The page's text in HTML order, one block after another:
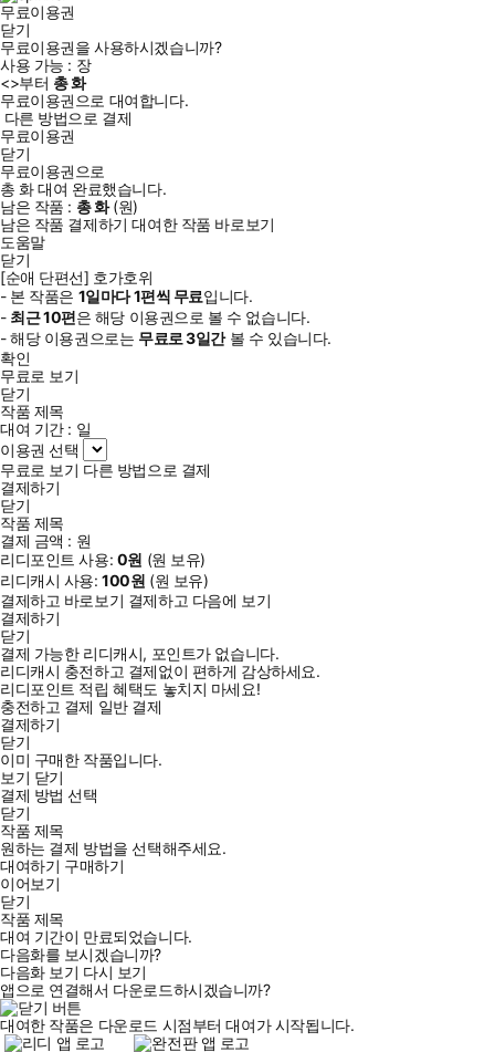
무료이용권
닫기
무료이용권을 사용하시겠습니까?
사용 가능 : 장
<>부터 총화
무료이용권으로 대여합니다.
다른 방법으로 결제
무료이용권
닫기
무료이용권으로
총 화대여 완료했습니다.
남은 작품 : 총화(원)
남은 작품 결제하기 대여한 작품 바로보기
도움말
닫기
[순애 단편선] 호가호위
- 본 작품은 1일마다1편씩 무료입니다.
- 최근10편은 해당 이용권으로 볼 수 없습니다.
- 해당 이용권으로는 무료로3일간볼 수 있습니다.
확인
무료로 보기
닫기
작품 제목
대여 기간 : 일
이용권 선택
무료로 보기 다른 방법으로 결제
결제하기
닫기
작품 제목
결제 금액 : 원
리디포인트 사용: 0원 (원 보유)
리디캐시 사용:100원 (원 보유)
결제하고 바로보기 결제하고 다음에 보기
결제하기
닫기
결제 가능한 리디캐시, 포인트가 없습니다.
리디캐시 충전하고 결제없이 편하게 감상하세요.
리디포인트 적립 혜택도 놓치지 마세요!
충전하고 결제 일반 결제
결제하기
닫기
이미 구매한 작품입니다.
보기 닫기
결제 방법 선택
닫기
작품 제목
원하는 결제 방법을 선택해주세요.
대여하기 구매하기
이어보기
닫기
작품 제목
대여 기간이 만료되었습니다.
다음화를 보시겠습니까?
다음화 보기 다시 보기
앱으로 연결해서 다운로드하시겠습니까?
대여한 작품은 다운로드 시점부터 대여가 시작됩니다.